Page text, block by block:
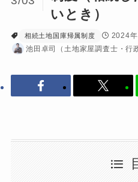
いとき）
相続土地国庫帰属制度 2024
池田卓司（土地家屋調査士・行